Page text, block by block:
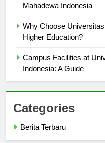
Mahadewa Indonesia
Why Choose
Higher Education?
Campus Facilities at
Indonesia: A Guide
Categories
Berita Terbaru